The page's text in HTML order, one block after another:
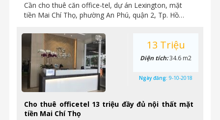
Cần cho thuê căn office-tel, dự án Lexington, mặt
tiền Mai Chí Thọ, phường An Phú, quận 2, Tp. Hồ…
Cho thuê officetel 13 triệu đầy đủ nội thất mặt
tiền Mai Chí Thọ
13 Triệu
Diện tích:34.6 m2
Ngày đăng: 9-10-2018